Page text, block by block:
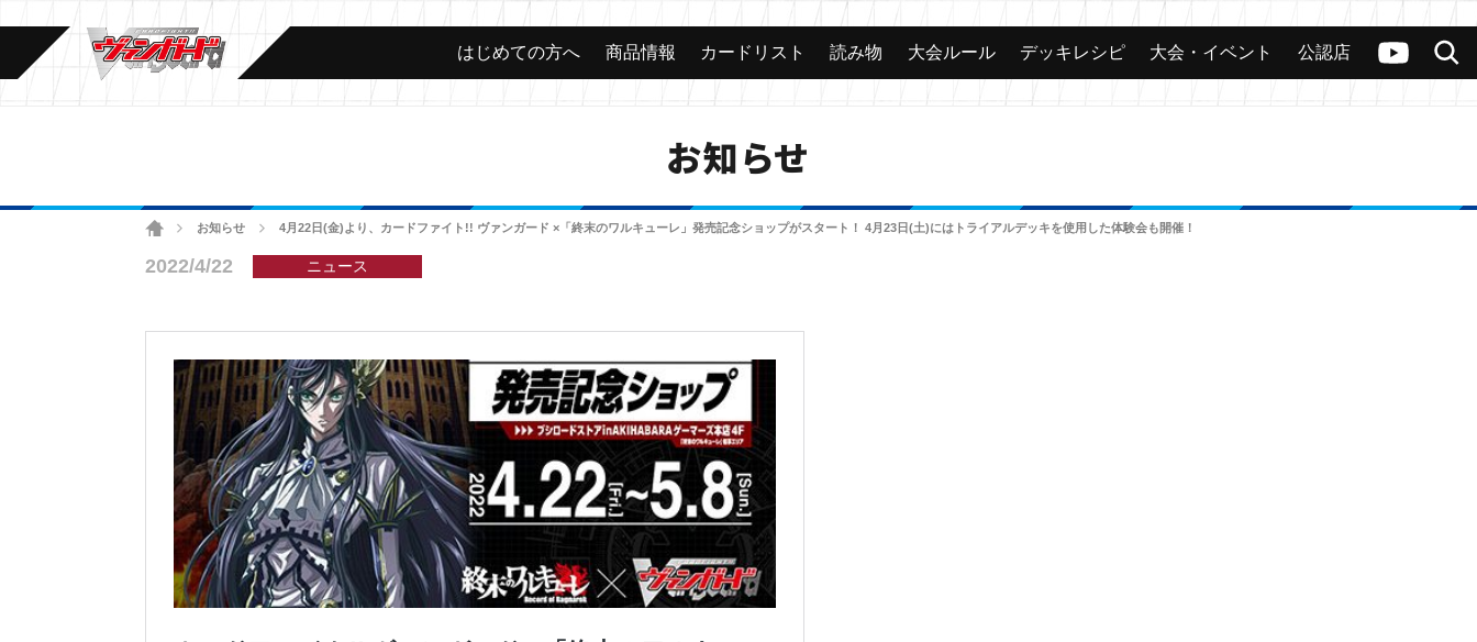
ヴァンガードch
検索
カード 大会 公認店舗 その他
はじめての方へ 商品情報 カードリスト 読み物 大会ルール デッキレシピ 大会・イベント 公認店
お知らせ
ホームお知らせ 4月22日(金)より、カードファイト!! ヴァンガード ×「終末のワルキューレ」発売記念ショップがスタート！ 4月23日(土)にはトライアルデッキを使用した体験会も開催！
2022/4/22 ニュース